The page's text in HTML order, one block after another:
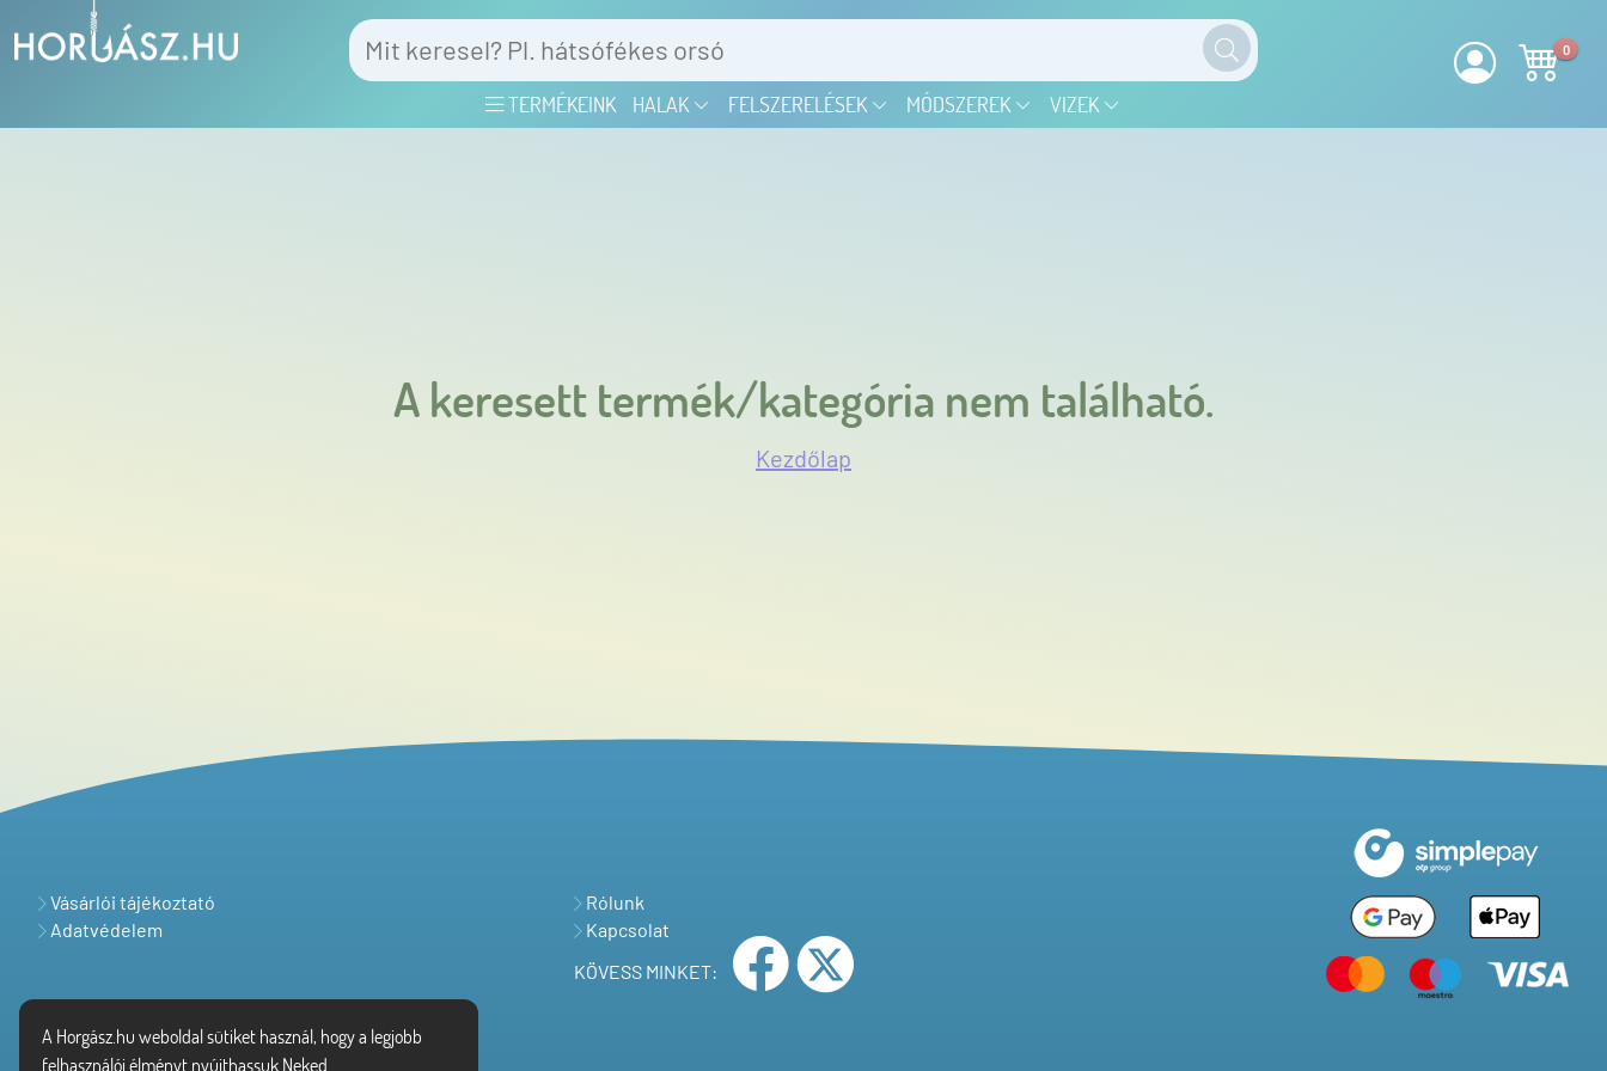
A Horgász.hu weboldal sütiket használ, hogy a legjobb
felhasználói élményt nyújthassuk Neked.
TERMÉKEINK HALAK FELSZERELÉSEK MÓDSZEREK VIZEK
0
A keresett termék/kategória nem található.
Kezdőlap
Vásárlói tájékoztató
Adatvédelem
Rólunk
Kapcsolat
KÖVESS MINKET: